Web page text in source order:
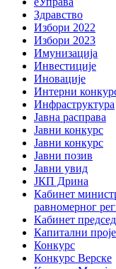
Здравство
Избори 2022
Избори 2023
Имунизација
Инвестиције
Иновације
Интерни
Инфраструктура
Јавна расправа
Јавни конкурс
Јавни конкурс
Јавни позив
Јавни увид
ЈКП Дрина
Кабинет
равномерног
Кабинет
Капитални
Конкурс
Конкурс Верске